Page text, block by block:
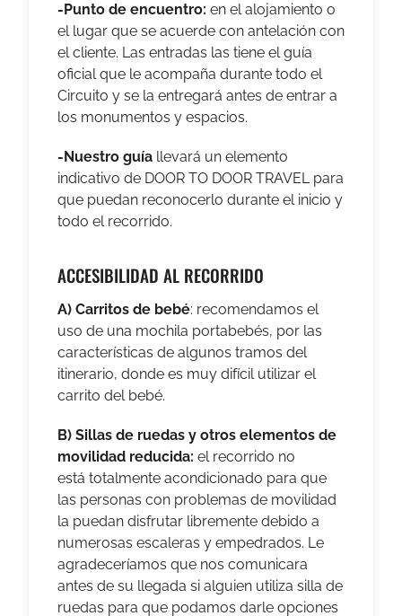
-Punto de encuentro: en el alojamiento o
el lugar que se acuerde con antelación con
el cliente. Las entradas las tiene el guía
oficial que le acompaña durante todo el
Circuito y se la entregará antes de entrar a
los monumentos y espacios.
-Nuestro guía llevará un elemento
indicativo de DOOR TO DOOR TRAVEL para
que puedan reconocerlo durante el inicio y
todo el recorrido.
ACCESIBILIDAD AL RECORRIDO
A) Carritos de bebé: recomendamos el
uso de una mochila portabebés, por las
características de algunos tramos del
itinerario, donde es muy difícil utilizar el
carrito del bebé.
B) Sillas de ruedas y otros elementos de
movilidad reducida: el recorrido no
está totalmente acondicionado para que
las personas con problemas de movilidad
la puedan disfrutar libremente debido a
numerosas escaleras y empedrados. Le
agradeceríamos que nos comunicara
antes de su llegada si alguien utiliza silla de
ruedas para que podamos darle opciones